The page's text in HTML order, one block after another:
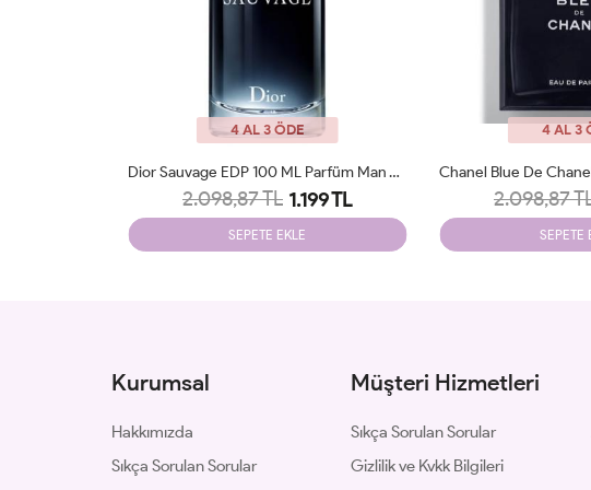
4 AL 3 ÖDE
Chanel Blue De Chanel EDP 100ml Parfüm Man Tester
2.098,87 TL 1.199 TL
SEPETE EKLE
4 AL 3
2.098,87
SEPETE
Kurumsal
Hakkımızda
Sıkça Sorulan Sorular
Müşteri Hizmetleri
Sıkça Sorulan Sorular
Gizlilik ve Kvkk Bilgileri